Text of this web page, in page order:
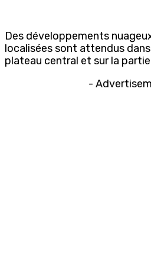
Des développements
localisées sont attendus dans
plateau central et sur la partie
-